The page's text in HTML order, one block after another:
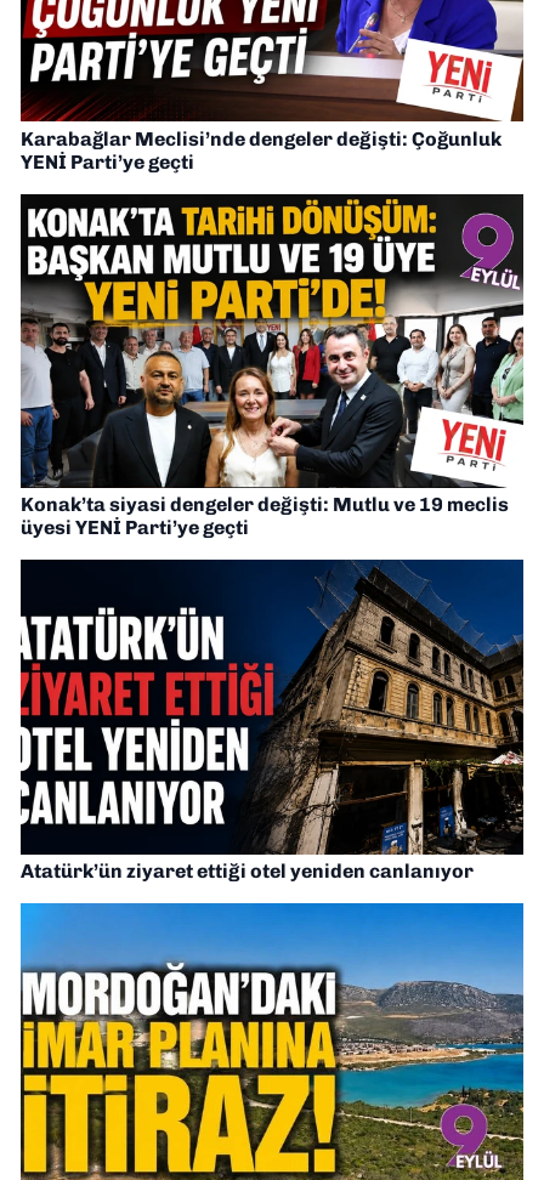
Karabağlar Meclisi’nde dengeler değişti: Çoğunluk
YENİ Parti’ye geçti
Konak’ta siyasi dengeler değişti: Mutlu ve 19 meclis
üyesi YENİ Parti’ye geçti
Atatürk’ün ziyaret ettiği otel yeniden canlanıyor